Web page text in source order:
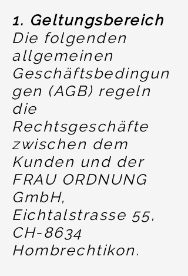
1. Geltungsbereich
Die folgenden
allgemeinen
Geschäftsbedingun
gen (AGB) regeln
die
Rechtsgeschäfte
zwischen dem
Kunden und der
FRAU ORDNUNG
GmbH,
Eichtalstrasse 55,
CH-8634
Hombrechtikon.